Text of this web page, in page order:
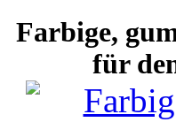
Farbige,
für